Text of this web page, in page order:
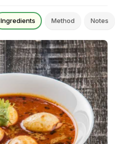
Ingredients Method Notes